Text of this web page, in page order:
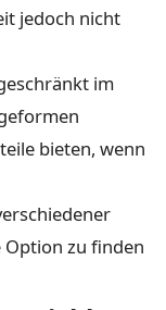
jedoch nicht
im
bieten, wenn
Option zu finden